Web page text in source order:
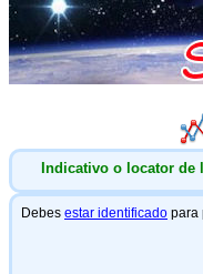
Indicativo o locator de